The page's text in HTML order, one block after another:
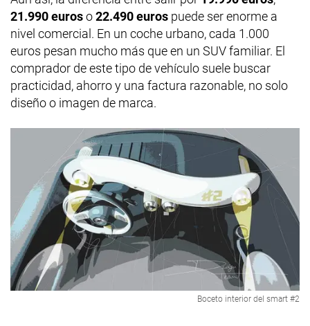
21.990 euroso22.490 euros puede ser enorme a
nivel comercial. En un coche urbano, cada 1.000
euros pesan mucho más que en un SUV familiar. El
comprador de este tipo de vehículo suele buscar
practicidad, ahorro y una factura razonable, no solo
diseño o imagen de marca.
Boceto interior del smart #2